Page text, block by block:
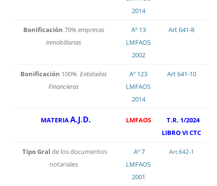
2014
Bonificación 70% empresas
inmobiliarias
Aº 13
LMFAOS
2002
Art 641-8
Bonificación 100% Entidades
Financieras
Aº 123
LMFAOS
2014
Art 641-10
MATERIAA.J.D. LMFAOS
T.R. 1/2024
LIBRO VI CTC
Tipo Gral de los documentos
notariales
Aº 7
LMFAOS
2001
Art 642-1